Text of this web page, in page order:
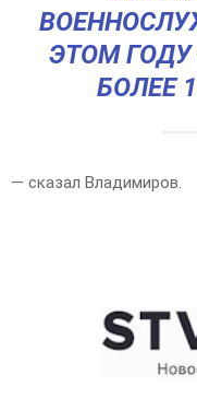
ЭТОМ
БОЛЕЕ
— сказал Владимиров.